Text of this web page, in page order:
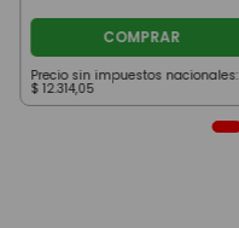
COMPRAR
Precio sin impuestos nacionales:
$ 12.314,05